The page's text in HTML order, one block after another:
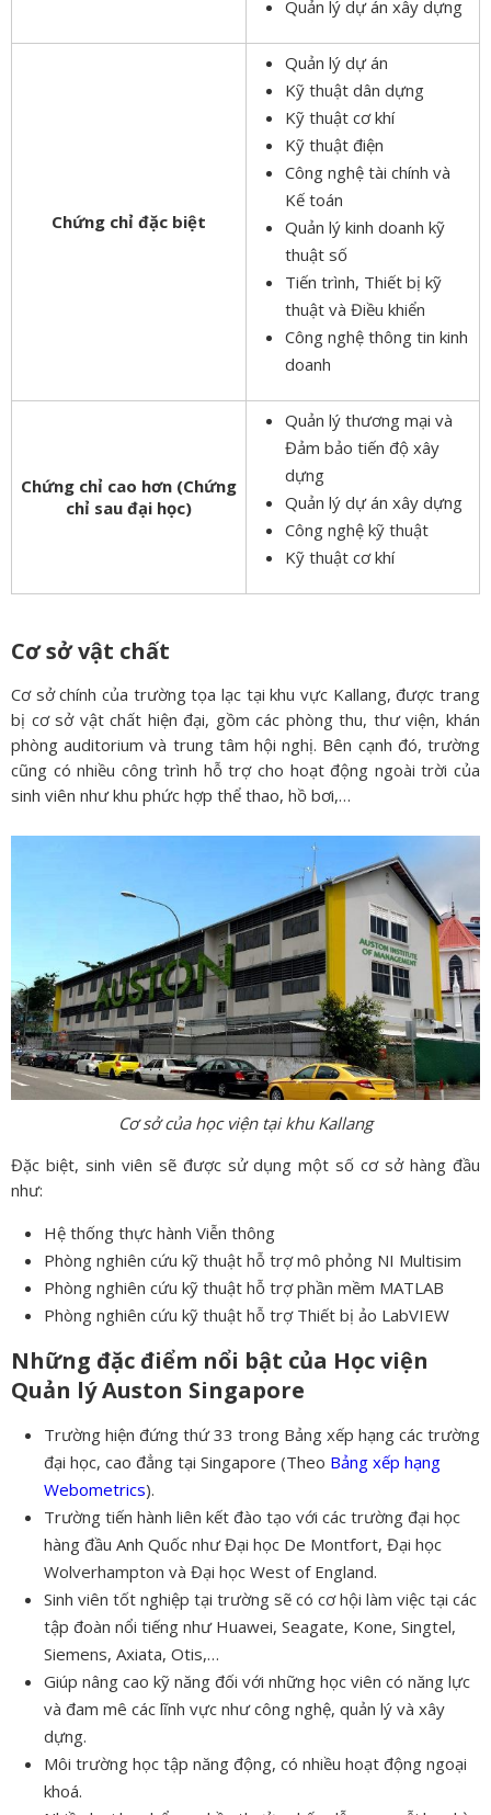
Quản lý dự án xây dựng
Chứng chỉ đặc biệt
Quản lý dự án
Kỹ thuật dân dựng
Kỹ thuật cơ khí
Kỹ thuật điện
Công nghệ tài chính và
Kế toán
Quản lý kinh doanh kỹ
thuật số
Tiến trình, Thiết bị kỹ
thuật và Điều khiển
Công nghệ thông tin kinh
doanh
Chứng chỉ cao hơn (Chứng
chỉ sau đại học)
Quản lý thương mại và
Đảm bảo tiến độ xây
dựng
Quản lý dự án xây dựng
Công nghệ kỹ thuật
Kỹ thuật cơ khí
Cơ sở vật chất
Cơ sở chính của trường tọa lạc tại khu vực Kallang, được trang
bị cơ sở vật chất hiện đại, gồm các phòng thu, thư viện, khán
phòng auditorium và trung tâm hội nghị. Bên cạnh đó, trường
cũng có nhiều công trình hỗ trợ cho hoạt động ngoài trời của
sinh viên như khu phức hợp thể thao, hồ bơi,…
Cơ sở của học viện tại khu Kallang
Đặc biệt, sinh viên sẽ được sử dụng một số cơ sở hàng đầu
như:
Hệ thống thực hành Viễn thông
Phòng nghiên cứu kỹ thuật hỗ trợ mô phỏng NI Multisim
Phòng nghiên cứu kỹ thuật hỗ trợ phần mềm MATLAB
Phòng nghiên cứu kỹ thuật hỗ trợ Thiết bị ảo LabVIEW
Những đặc điểm nổi bật của Học viện
Quản lý Auston Singapore
Trường hiện đứng thứ 33 trong Bảng xếp hạng các trường
đại học, cao đẳng tại Singapore (Theo Bảng xếp hạng
Webometrics).
Trường tiến hành liên kết đào tạo với các trường đại học
hàng đầu Anh Quốc như Đại học De Montfort, Đại học
Wolverhampton và Đại học West of England.
Sinh viên tốt nghiệp tại trường sẽ có cơ hội làm việc tại các
tập đoàn nổi tiếng như Huawei, Seagate, Kone, Singtel,
Siemens, Axiata, Otis,…
Giúp nâng cao kỹ năng đối với những học viên có năng lực
và đam mê các lĩnh vực như công nghệ, quản lý và xây
dựng.
Môi trường học tập năng động, có nhiều hoạt động ngoại
khoá.